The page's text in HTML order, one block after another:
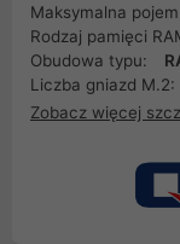
Maksymalna
Rodzaj pamięci
Obudowa typu:
Liczba gniazd M.2:
Zobacz więcej